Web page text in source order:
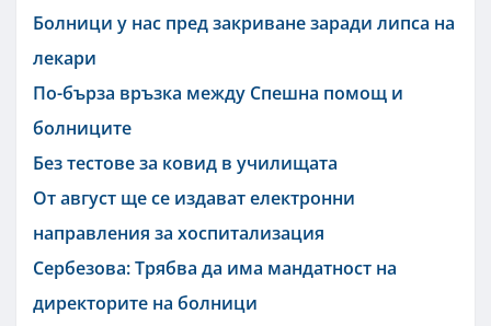
Болници у нас пред закриване заради липса на
лекари
По-бърза връзка между Спешна помощ и
болниците
Без тестове за ковид в училищата
От август ще се издават електронни
направления за хоспитализация
Сербезова: Трябва да има мандатност на
директорите на болници